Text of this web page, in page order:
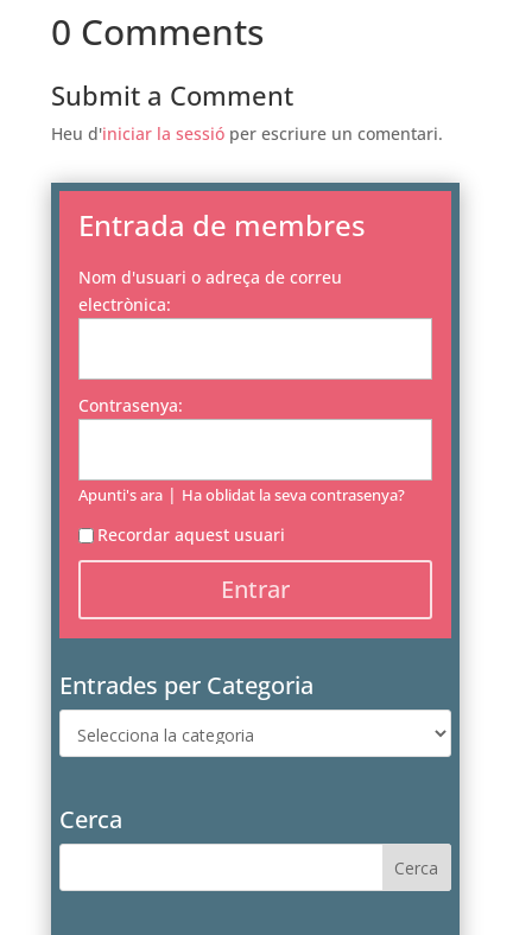
0 Comments
Submit a Comment
Heu d'iniciar la sessió per escriure un comentari.
Entrada de membres
Nom d'usuari o adreça de correu
electrònica:
Contrasenya:
Apunti's ara | Ha oblidat la seva contrasenya?
Recordar aquest usuari
Entrades per Categoria
per
Cerca